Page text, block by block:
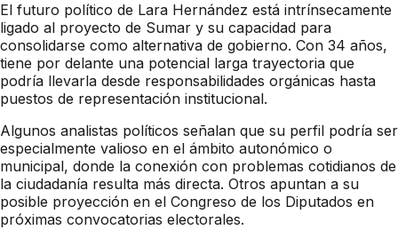
El futuro político de Lara Hernández está intrínsecamente
ligado al proyecto de Sumar y su capacidad para
consolidarse como alternativa de gobierno. Con 34 años,
tiene por delante una potencial larga trayectoria que
podría llevarla desde responsabilidades orgánicas hasta
puestos de representación institucional.
Algunos analistas políticos señalan que su perfil podría ser
especialmente valioso en el ámbito autonómico o
municipal, donde la conexión con problemas cotidianos de
la ciudadanía resulta más directa. Otros apuntan a su
posible proyección en el Congreso de los Diputados en
próximas convocatorias electorales.